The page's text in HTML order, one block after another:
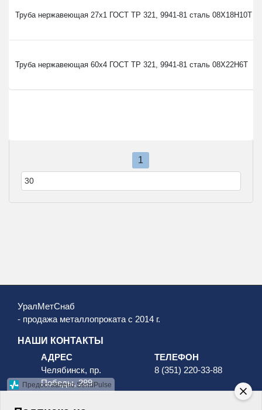
Труба нержавеющая 27х1 ГОСТ TP 321, 9941-81 сталь 08Х18Н10Т
Труба нержавеющая 60х4 ГОСТ TP 321, 9941-81 сталь 08Х22Н6Т
1
УралМетСнаб
- продажа металлопроката с 2014 г.
НАШИ КОНТАКТЫ
АДРЕС
Челябинск, пр.
Победы, 289
ТЕЛЕФОН
8 (351) 220-33-88
Предоставлено SendPulse